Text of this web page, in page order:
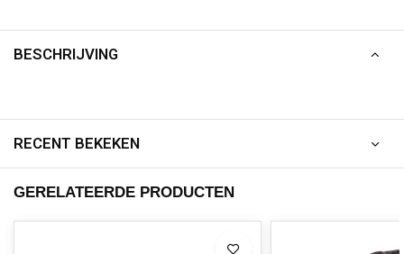
BESCHRIJVING
RECENT BEKEKEN
GERELATEERDE PRODUCTEN